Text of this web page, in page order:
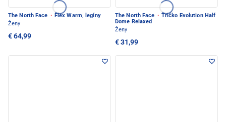
The North Face · Flex Warm, legíny
Ženy
€ 64,99
The North Face · Tričko Evolution Half
Dome Relaxed
Ženy
€ 31,99